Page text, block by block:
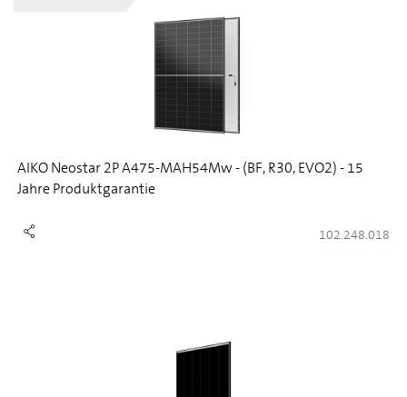
AIKO Neostar 2P A475-MAH54Mw - (BF, R30, EVO2) - 15
Jahre Produktgarantie
102.248.018